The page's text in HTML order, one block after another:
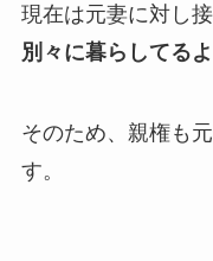
現在は元妻に対し
別々に暮らしてるよ
そのため、親権も
す。